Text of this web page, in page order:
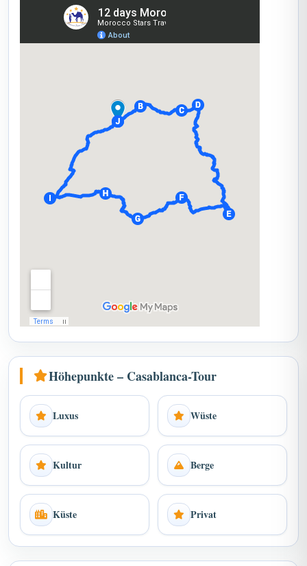
Höhepunkte – Casablanca-Tour
Luxus Wüste
Kultur Berge
Küste Privat